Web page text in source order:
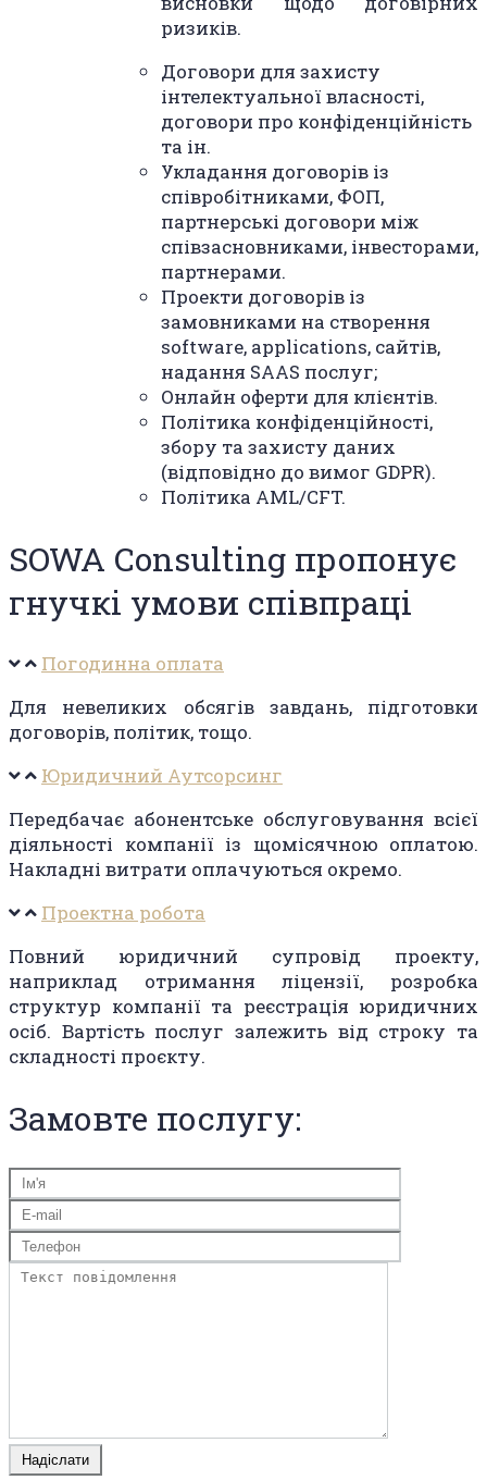
ризиків.
Договори для захисту
інтелектуальної власності,
договори про конфіденційність
та ін.
Укладання договорів із
співробітниками, ФОП,
партнерські договори між
співзасновниками, інвесторами,
партнерами.
Проекти договорів із
замовниками на створення
software, applications, сайтів,
надання SAAS послуг;
Онлайн оферти для клієнтів.
Політика конфіденційності,
збору та захисту даних
(відповідно до вимог GDPR).
Політика AML/CFT.
SOWA Consulting пропонує
гнучкі умови співпраці
Погодинна оплата
Для невеликих обсягів завдань, підготовки
договорів, політик, тощо.
Юридичний Аутсорсинг
Передбачає абонентське обслуговування всієї
діяльності компанії із щомісячною оплатою.
Накладні витрати оплачуються окремо.
Проектна робота
Повний юридичний супровід проекту,
наприклад отримання ліцензії, розробка
структур компанії та реєстрація юридичних
осіб. Вартість послуг залежить від строку та
складності проєкту.
Замовте послугу: